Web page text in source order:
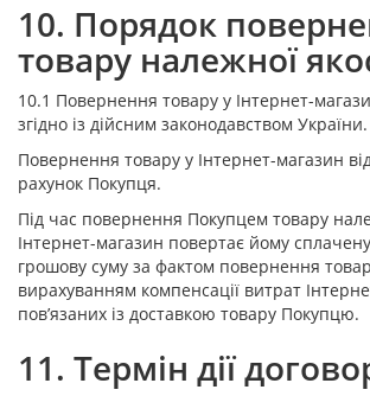
10. Порядок
товару належної
10.1 Повернення товару у Інтернет-
згідно із дійсним законодавством України.
Повернення товару у Інтернет-магазин
рахунок Покупця.
Під час повернення Покупцем товару
Інтернет-магазин повертає йому
грошову суму за фактом повернення
вирахуванням компенсації витрат
пов’язаних із доставкою товару Покупцю.
11. Термін дії